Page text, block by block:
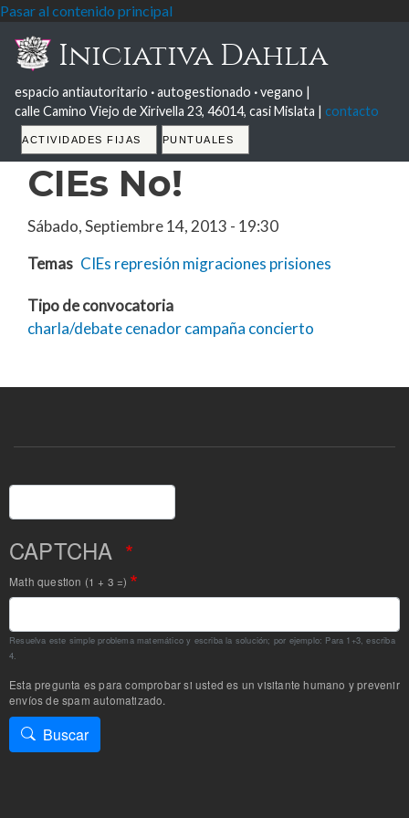
Pasar al contenido principal
Iniciativa Dahlia
espacio antiautoritario ·autogestionado ·vegano |
calle Camino Viejo de Xirivella 23, 46014, casi Mislata | contacto
Tabs
ACTIVIDADES FIJAS PUNTUALES
CIEs No!
Sábado, Septiembre 14, 2013 - 19:30
Temas CIEs represión migraciones prisiones
Tipo de convocatoria
charla/debatecenadorcampaña concierto
Buscar
CAPTCHA
Math question (1 + 3 =)
Resuelva este simple problema matemático y escriba la solución; por ejemplo: Para 1+3, escriba
4.
Esta pregunta es para comprobar si usted es un visitante humano y prevenir
envíos de spam automatizado.
Buscar